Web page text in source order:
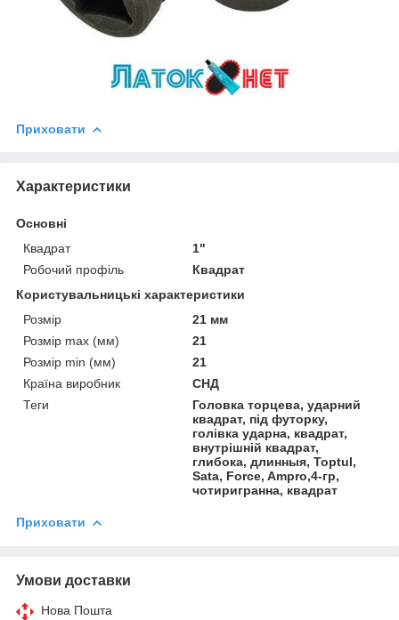
Приховати
Характеристики
Основні
Квадрат
1"
Робочий профіль
Квадрат
Користувальницькі характеристики
Розмір
21 мм
Розмір max (мм)
21
Розмір min (мм)
21
Країна виробник
СНД
Теги
Головка торцева, ударний
квадрат, під футорку,
голівка ударна, квадрат,
внутрішній квадрат,
глибока, длинныя, Toptul,
Sata, Force, Ampro,4-гр,
чотиригранна, квадрат
Приховати
Умови доставки
Нова Пошта